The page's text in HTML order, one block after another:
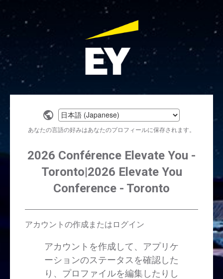
Select
a
language
あなたの言語の好みはあなたのプロフィールに保存されます。
2026 Conférence Elevate You -
Toronto|2026 Elevate You
Conference - Toronto
アカウントの作成またはログイン
アカウントを作成して、アプリケ
ーションのステータスを確認した
り、プロファイルを編集したりし